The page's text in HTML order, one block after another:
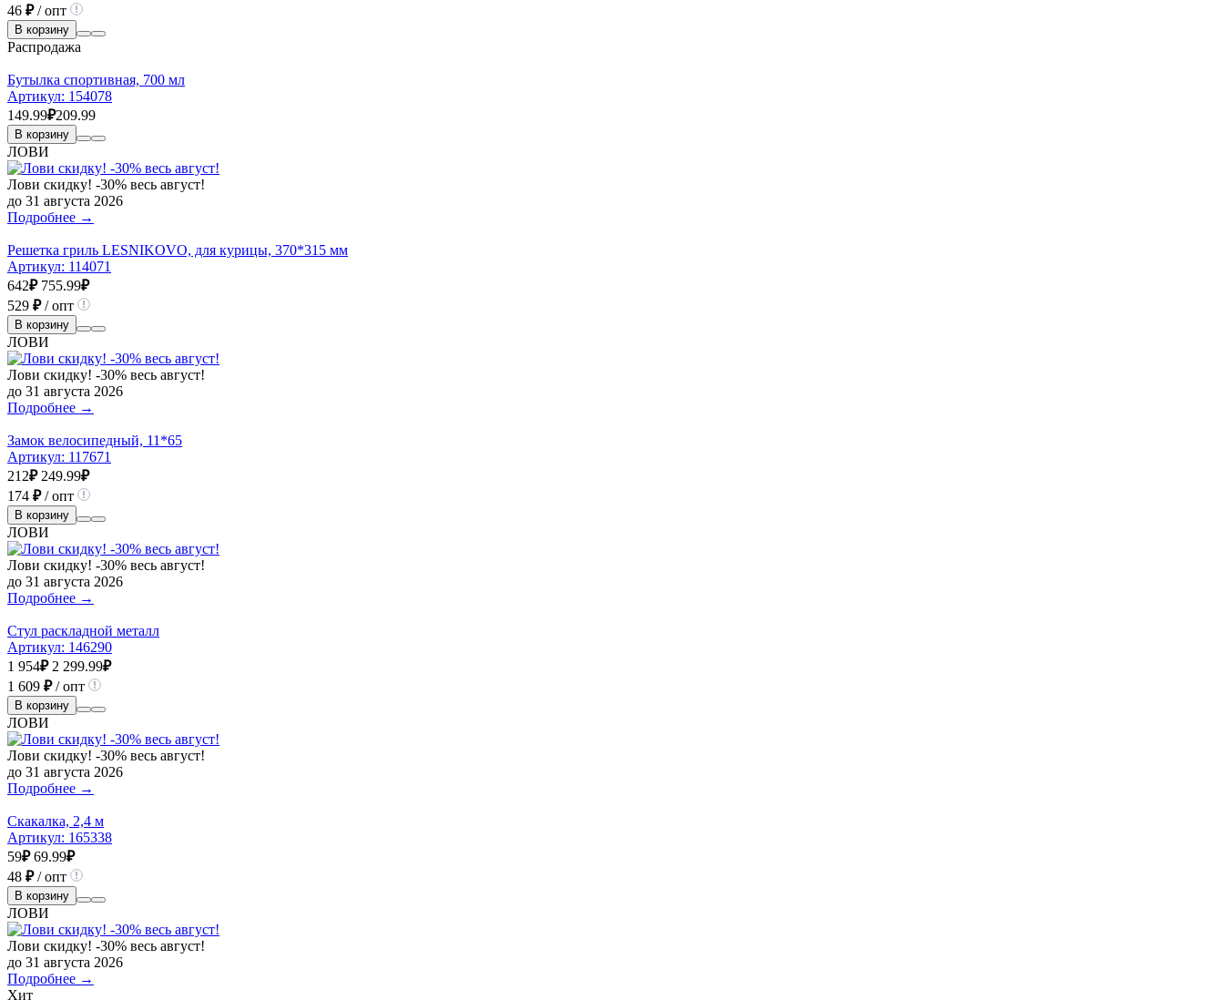
46 ₽/ опт
В корзину
Распродажа
Бутылка спортивная, 700 мл
Артикул: 154078
149.99₽209.99
В корзину
ЛОВИ
Лови скидку! -30% весь август!
до 31 августа 2026
Подробнее →
Решетка гриль LESNIKOVO, для курицы, 370*315 мм
Артикул: 114071
642₽ 755.99₽
529 ₽/ опт
В корзину
ЛОВИ
Лови скидку! -30% весь август!
до 31 августа 2026
Подробнее →
Замок велосипедный, 11*65
Артикул: 117671
212₽ 249.99₽
174 ₽/ опт
В корзину
ЛОВИ
Лови скидку! -30% весь август!
до 31 августа 2026
Подробнее →
Стул раскладной металл
Артикул: 146290
1 954₽ 2 299.99₽
1 609 ₽/ опт
В корзину
ЛОВИ
Лови скидку! -30% весь август!
до 31 августа 2026
Подробнее →
Скакалка, 2,4 м
Артикул: 165338
59₽ 69.99₽
48 ₽/ опт
В корзину
ЛОВИ
Лови скидку! -30% весь август!
до 31 августа 2026
Подробнее →
Хит